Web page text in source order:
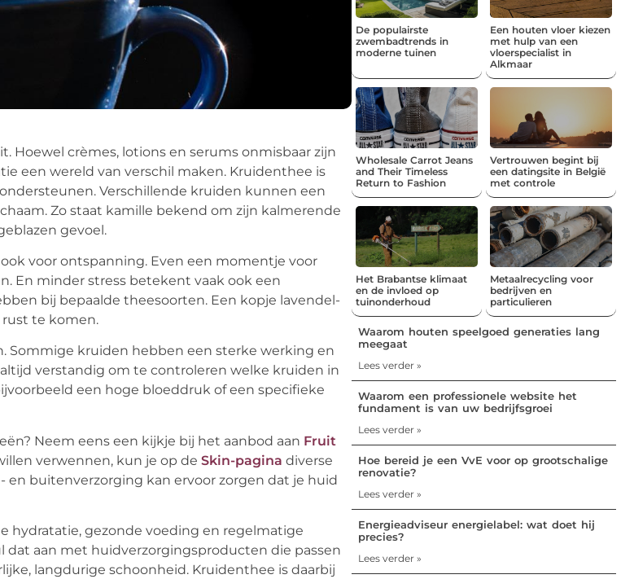
Hoewel crèmes, lotions en serums onmisbaar zijn
een wereld van verschil maken. Kruidenthee is
Verschillende kruiden kunnen een
Zo staat kamille bekend om zijn kalmerende
gevoel.
voor ontspanning. Even een momentje voor
En minder stress betekent vaak ook een
bij bepaalde theesoorten. Een kopje lavendel-
te komen.
Sommige kruiden hebben een sterke werking en
verstandig om te controleren welke kruiden in
een hoge bloeddruk of een specifieke
Neem eens een kijkje bij het aanbod aan Fruit
verwennen, kun je op de Skin-pagina diverse
buitenverzorging kan ervoor zorgen dat je huid
hydratatie, gezonde voeding en regelmatige
dat aan met huidverzorgingsproducten die passen
langdurige schoonheid. Kruidenthee is daarbij
De populairste
zwembadtrends in
moderne tuinen
Een houten vloer kiezen
met hulp van een
vloerspecialist in
Alkmaar
Wholesale Carrot Jeans
and Their Timeless
Return to Fashion
Vertrouwen begint bij
een datingsite in België
met controle
Het Brabantse klimaat
en de invloed op
tuinonderhoud
Metaalrecycling voor
bedrijven en
particulieren
Waarom houten speelgoed generaties lang
meegaat
Lees verder »
Waarom een professionele website het
fundament is van uw bedrijfsgroei
Lees verder »
Hoe bereid je een VvE voor op grootschalige
renovatie?
Lees verder »
Energieadviseur energielabel: wat doet hij
precies?
Lees verder »